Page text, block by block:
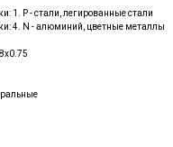
1. P - стали, легированные стали
4. N - алюминий, цветные металлы